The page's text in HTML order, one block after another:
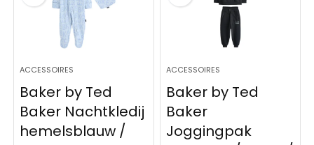
ACCESSOIRES
Baker by Ted
Baker Nachtkledij
hemelsblauw /
ACCESSOIRES
Baker by Ted
Baker
Joggingpak